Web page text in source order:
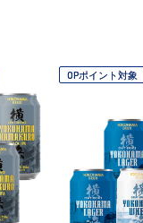
OPポイント対象